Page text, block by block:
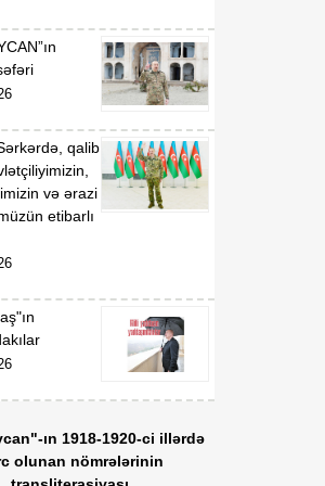
08 Avqust
xarici
18:53
07 Avqust
razılaşması
növbəti
18:23
görüşü:
18:22
07 Avqust
qalib
və ərazi
etibarlı
ın 1918-1920-ci illərdə
olunan nömrələrinin